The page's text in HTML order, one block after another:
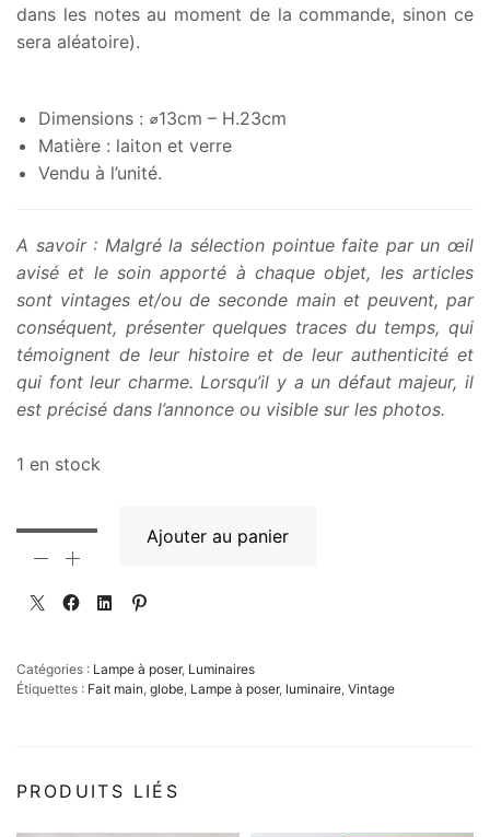
dans les notes au moment de la commande, sinon ce
sera aléatoire).
Dimensions : ⌀13cm – H.23cm
Matière : laiton et verre
Vendu à l’unité.
A savoir : Malgré la sélection pointue faite par un œil
avisé et le soin apporté à chaque objet, les articles
sont vintages et/ou de seconde main et peuvent, par
conséquent, présenter quelques traces du temps, qui
témoignent de leur histoire et de leur authenticité et
qui font leur charme. Lorsqu’il y a un défaut majeur, il
est précisé dans l’annonce ou visible sur les photos.
1 en stock
Ajouter au panier
Catégories : Lampe à poser, Luminaires
Étiquettes : Fait main, globe, Lampe à poser, luminaire, Vintage
PRODUITS LIÉS